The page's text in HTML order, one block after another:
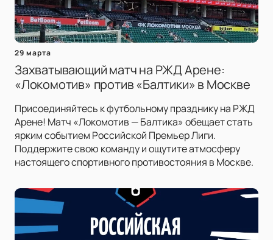
29 марта
Захватывающий матч на РЖД Арене:
«Локомотив» против «Балтики» в Москве
Присоединяйтесь к футбольному празднику на РЖД
Арене! Матч «Локомотив — Балтика» обещает стать
ярким событием Российской Премьер Лиги.
Поддержите свою команду и ощутите атмосферу
настоящего спортивного противостояния в Москве.